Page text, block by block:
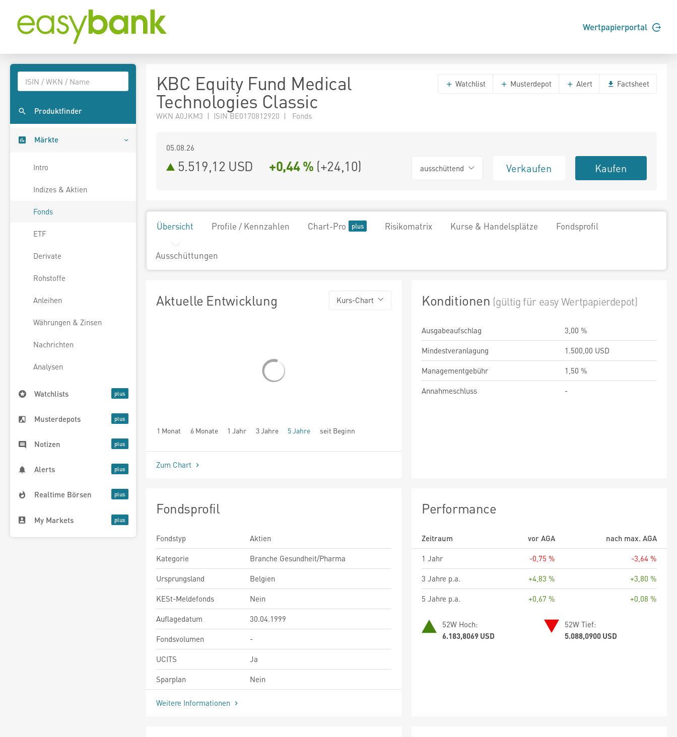
Wertpapierportal
Produktfinder
Märkte
Intro
Indizes & Aktien
Fonds
ETF
Derivate
Rohstoffe
Anleihen
Währungen & Zinsen
Nachrichten
Analysen
Watchlists
Musterdepots
Notizen
Alerts
Realtime Börsen
My Markets
KBC Equity Fund Medical
Technologies Classic
WKN A0JKM3 | ISIN BE0170812920 | Fonds
Watchlist Musterdepot Alert Factsheet
05.08.26
5.519,12 USD +0,44 % (+24,10) ausschüttend Verkaufen Kaufen
Übersicht Profile / Kennzahlen Chart-Pro Risikomatrix Kurse & Handelsplätze Fondsprofil
Ausschüttungen
Aktuelle Entwicklung Kurs-Chart
1 Monat 6 Monate 1 Jahr 3 Jahre 5 Jahre seit Beginn
Zum Chart
Konditionen (gültig für easy Wertpapierdepot)
Ausgabeaufschlag
3,00 %
Mindestveranlagung
1.500,00 USD
Managementgebühr
1,50 %
Annahmeschluss
-
Fondsprofil
Fondstyp
Aktien
Kategorie
Branche Gesundheit/Pharma
Ursprungsland
Belgien
KESt-Meldefonds
Nein
Auflagedatum
30.04.1999
Fondsvolumen
-
UCITS
Ja
Sparplan
Nein
Weitere Informationen
Performance
Zeitraum vor AGA
nach max. AGA
1 Jahr
-0,75 %
-3,64 %
3 Jahre p.a.
+4,83 %
+3,80 %
5 Jahre p.a.
+0,67 % +0,08 %
52W Hoch:
6.183,8069 USD
52W Tief:
5.088,0900 USD